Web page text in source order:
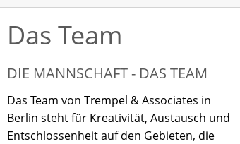
Das Team
DIE MANNSCHAFT - DAS TEAM
Das Team von Trempel & Associates in
Berlin steht für Kreativität, Austausch und
Entschlossenheit auf den Gebieten, die